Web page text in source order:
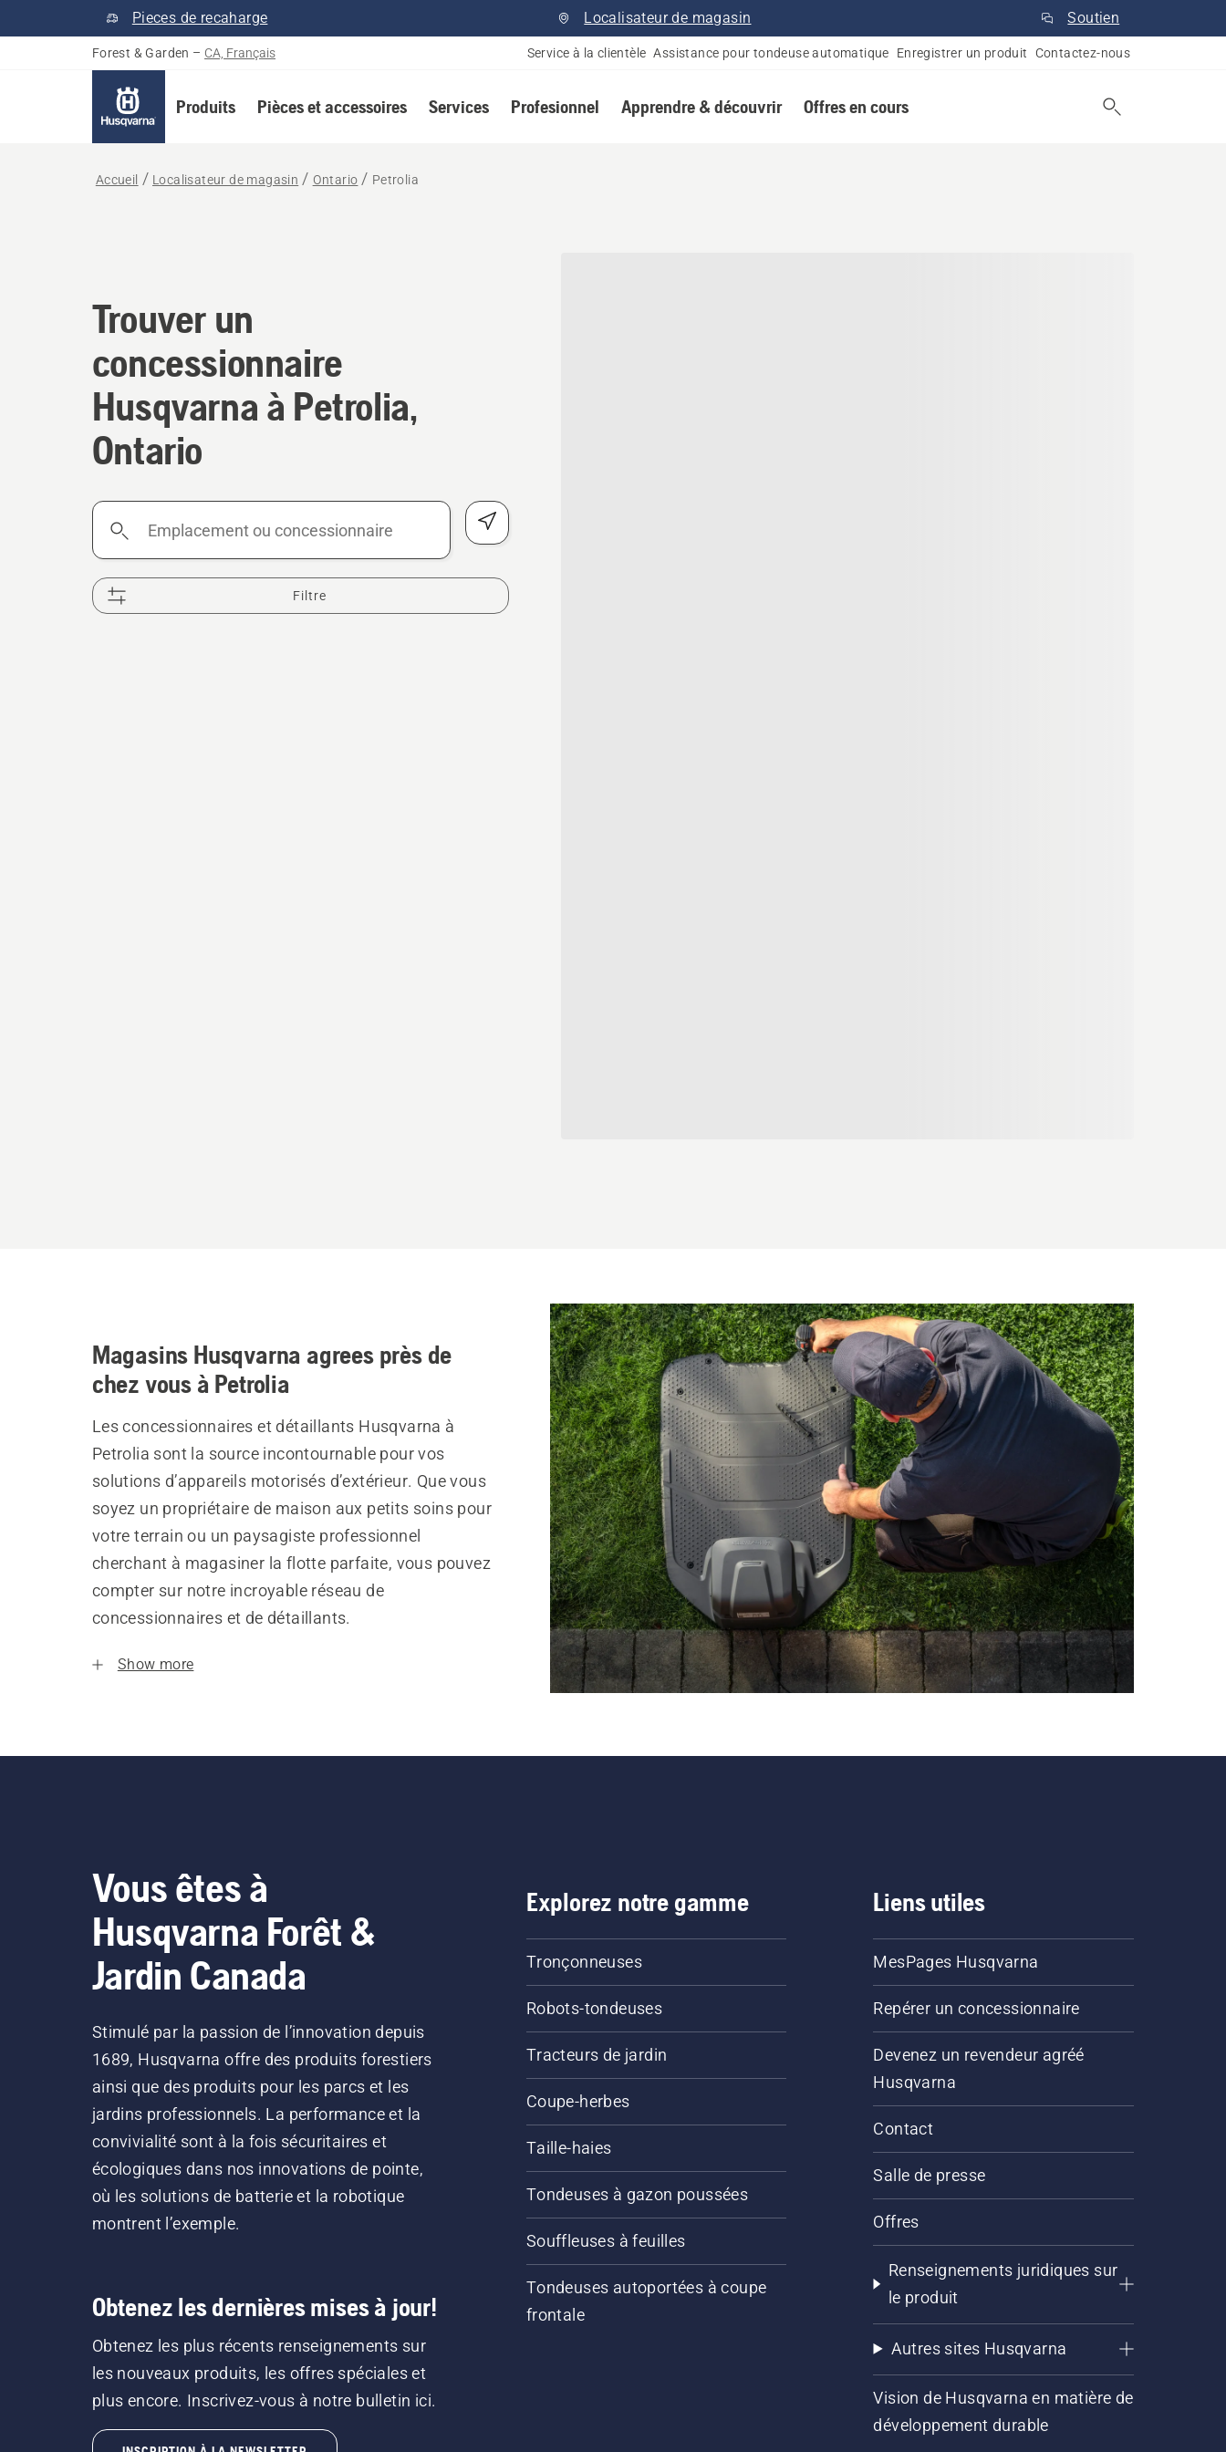
Pieces de recaharge Localisateur de magasin Soutien
Forest & Garden – CA, Français Service à la clientèle Assistance pour tondeuse automatique Enregistrer un produit Contactez-nous
Produits Pièces et accessoires Services Profesionnel Apprendre & découvrir Offres en cours
Accueil Localisateur de magasin Ontario Petrolia
Trouver un concessionnaire Husqvarna à Petrolia, Ontario
Trouver un
concessionnaire
Husqvarna à Petrolia,
Ontario
Emplacement
Filtre
Magasins Husqvarna agrees près de
chez vous à Petrolia
Les concessionnaires et détaillants Husqvarna à
Petrolia sont la source incontournable pour vos
solutions d’appareils motorisés d’extérieur. Que vous
soyez un propriétaire de maison aux petits soins pour
votre terrain ou un paysagiste professionnel
cherchant à magasiner la flotte parfaite, vous pouvez
compter sur notre incroyable réseau de
concessionnaires et de détaillants.
Show more
Vous êtes à
Husqvarna Forêt &
Jardin Canada
Stimulé par la passion de l’innovation depuis
1689, Husqvarna offre des produits forestiers
ainsi que des produits pour les parcs et les
jardins professionnels. La performance et la
convivialité sont à la fois sécuritaires et
écologiques dans nos innovations de pointe,
où les solutions de batterie et la robotique
montrent l’exemple.
Obtenez les dernières mises à jour!
Obtenez les plus récents renseignements sur
les nouveaux produits, les offres spéciales et
plus encore. Inscrivez-vous à notre bulletin ici.
Explorez notre gamme
Tronçonneuses
Robots-tondeuses
Tracteurs de jardin
Coupe-herbes
Taille-haies
Tondeuses à gazon poussées
Souffleuses à feuilles
Tondeuses autoportées à coupe
frontale
Liens utiles
MesPages Husqvarna
Repérer un concessionnaire
Devenez un revendeur agréé
Husqvarna
Contact
Salle de presse
Offres
Renseignements juridiques sur
le produit
Autres sites Husqvarna
Vision de Husqvarna en matière de
développement durable